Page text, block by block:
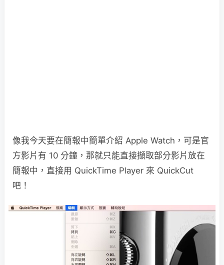
像我今天要在簡報中簡單介紹 Apple Watch，可是官
方影片有 10 分鐘，那就只能直接擷取部分影片放在
簡報中，直接用 QuickTime Player 來 QuickCut
吧！